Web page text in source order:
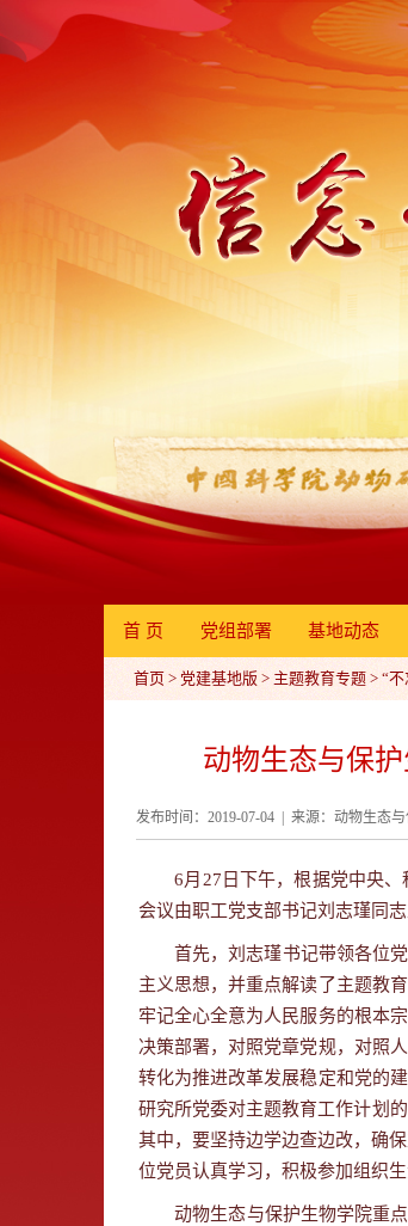
首 页 党组部署 基地动态
首页 > 党建基地版 > 主题教育专题 > “
动物生态与保
发布时间：2019-07-04 | 来源：动物生态
6月 27 日下午，根据党中央
会议由职工党支部书记刘志瑾同
首先，刘志瑾书记带领各位
主义思想，并重点解读了主题教
牢记全心全意为人民服务的根本宗
决策部署，对照党章党规，对照
转化为推进改革发展稳定和党的
研究所党委对主题教育工作计划的
其中，要坚持边学边查边改，确
位党员认真学习，积极参加组织
动物生态与保护生物学院重